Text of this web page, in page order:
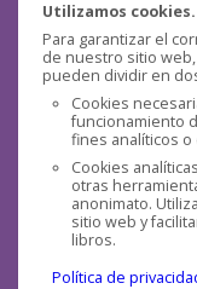
Utilizamos cookies.
Para garantizar el
de nuestro sitio
pueden dividir en
Cookies
funcionamiento
fines analíticos
Cookies
otras
anonimato.
sitio web y
libros.
Política de